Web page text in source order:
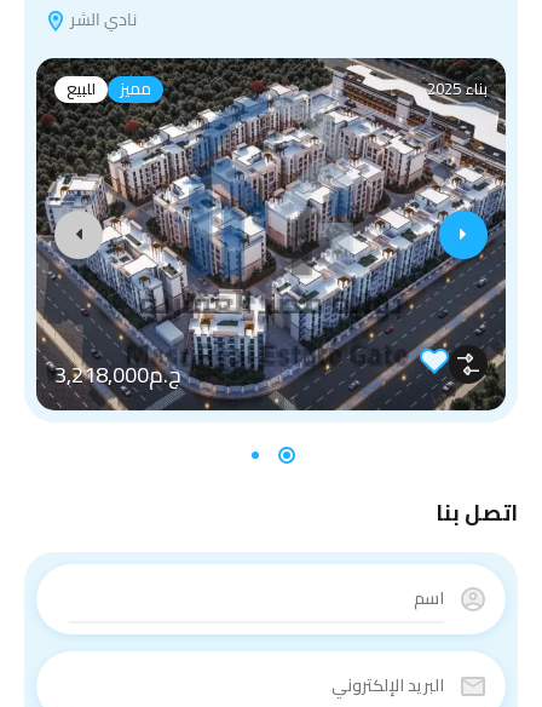
نادي الشر
للبيع مميز بناء 2025
ج.م3,218,000
اتصل بنا